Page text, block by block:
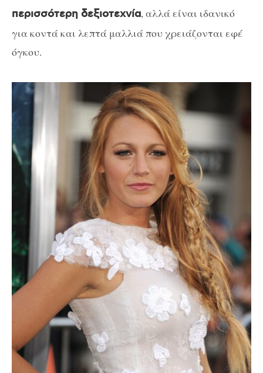
περισσότερη δεξιοτεχνία, αλλά είναι ιδανικό
για κοντά και λεπτά μαλλιά που χρειάζονται εφέ
όγκου.